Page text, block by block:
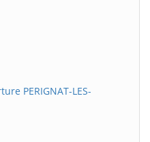
PERIGNAT-LES-